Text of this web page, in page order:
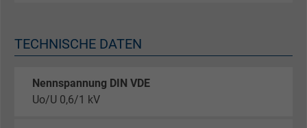
TECHNISCHE DATEN
Nennspannung DIN VDE
Uo/U 0,6/1 kV